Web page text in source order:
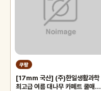
쿠팡
[17mm 국산] (주)한일생활과학
최고급 여름 대나무 카페트 쿨매트